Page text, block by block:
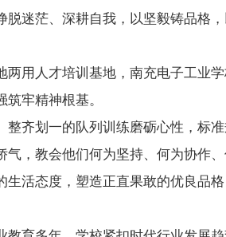
迷茫、深耕自我，以坚毅铸品格
用人才培训基地，南充电子工业
牢精神根基。
齐划一的队列训练磨砺心性，标
，教会他们何为坚持、何为协作
活态度，塑造正直果敢的优良品